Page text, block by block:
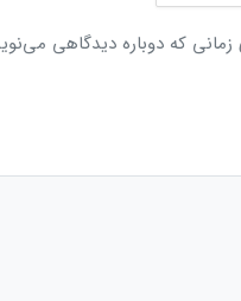
زمانی که دوباره دیدگاهی